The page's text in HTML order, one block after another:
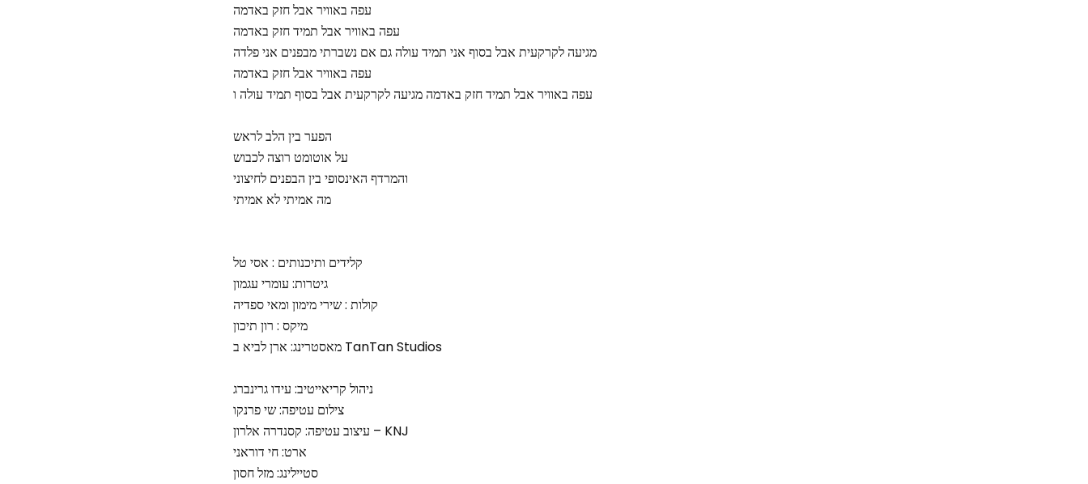
עפה באוויר אבל חזק באדמה
עפה באוויר אבל תמיד חזק באדמה
מגיעה לקרקעית אבל בסוף אני תמיד עולה גם אם נשברתי מבפנים אני פלדה
עפה באוויר אבל חזק באדמה
עפה באוויר אבל תמיד חזק באדמה מגיעה לקרקעית אבל בסוף תמיד עולה ו
הפער בין הלב לראש
על אוטומט רוצה לכבוש
והמרדף האינסופי בין הבפנים לחיצוני
מה אמיתי לא אמיתי
קלידים ותיכנותים : אסי טל
גיטרות: עומרי עגמון
קולות : שירי מימון ומאי ספדיה
מיקס : רון תיכון
מאסטרינג: ארן לביא ב TanTan Studios
ניהול קריאייטיב: עידו גרינברג
צילום עטיפה: שי פרנקו
עיצוב עטיפה: קסנדרה אלרון – KNJ
ארט: חי דוראני
סטיילינג: מזל חסון